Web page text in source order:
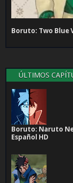
Boruto: Two Blue
ÚLTIMOS
Boruto: Naruto
Español HD